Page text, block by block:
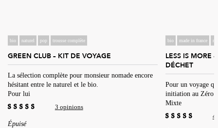
bio naturel pop trousse complète
GREEN CLUB – KIT DE VOYAGE
La sélection complète pour monsieur nomade encore
hésitant entre le naturel et le bio.
Pour lui
3 opinions
Épuisé
bio made in france
LESS IS MORE
DÉCHET
Pour un voyage
initiation au Zéro
Mixte
4